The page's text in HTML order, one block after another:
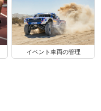
イベント車両の管理